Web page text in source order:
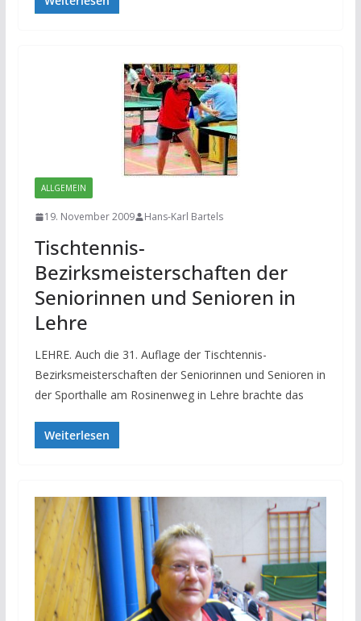
ALLGEMEIN
19. November 2009 Hans-Karl Bartels
Tischtennis-
Bezirksmeisterschaften der
Seniorinnen und Senioren in
Lehre
LEHRE. Auch die 31. Auflage der Tischtennis-
Bezirksmeisterschaften der Seniorinnen und Senioren in
der Sporthalle am Rosinenweg in Lehre brachte das
Weiterlesen